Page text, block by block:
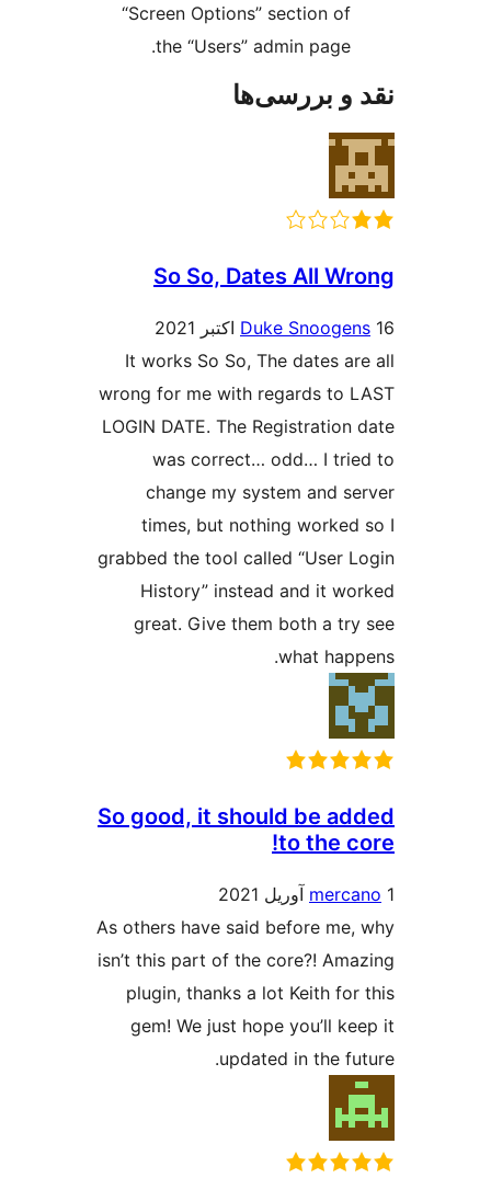
“Screen Options” section of
the “Users” admin page.
و بررسی‌ها
So So, Dates All
Duke
It works So So, The dates
wrong for me with regards to
LOGIN DATE. The
was correct… odd… I
change my system and
times, but nothing
grabbed the tool called “User
History” instead and it
great. Give them both a
So good, it should be
As others have said before
isn’t this part of the core?!
plugin, thanks a lot Keith
gem! We just hope you’ll
updated in the